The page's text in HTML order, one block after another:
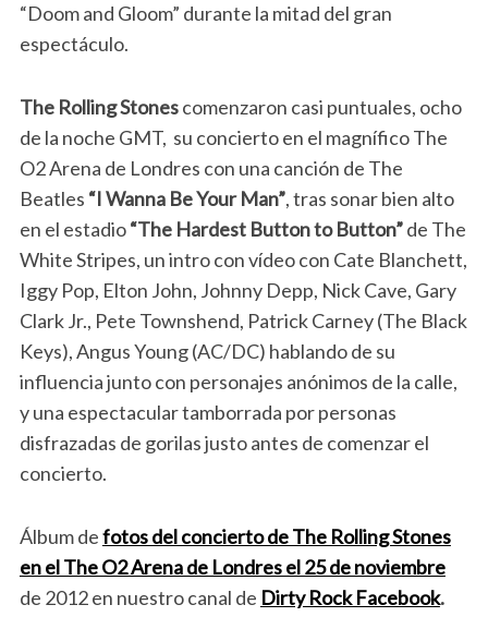
“Doom and Gloom” durante la mitad del gran
espectáculo.
The Rolling Stonescomenzaron casi puntuales, ocho
de la noche GMT, su concierto en el magnífico The
O2 Arena de Londres con una canción de The
Beatles “I Wanna Be Your Man”, tras sonar bien alto
en el estadio“The Hardest Button to Button”de The
White Stripes, un intro con vídeo con Cate Blanchett,
Iggy Pop, Elton John, Johnny Depp, Nick Cave, Gary
Clark Jr., Pete Townshend, Patrick Carney (The Black
Keys), Angus Young (AC/DC) hablando de su
influencia junto con personajes anónimos de la calle,
y una espectacular tamborrada por personas
disfrazadas de gorilas justo antes de comenzar el
concierto.
Álbum defotos del concierto de The Rolling Stones
en el The O2 Arena de Londres el 25 de noviembre
de 2012 en nuestro canal de Dirty Rock Facebook.